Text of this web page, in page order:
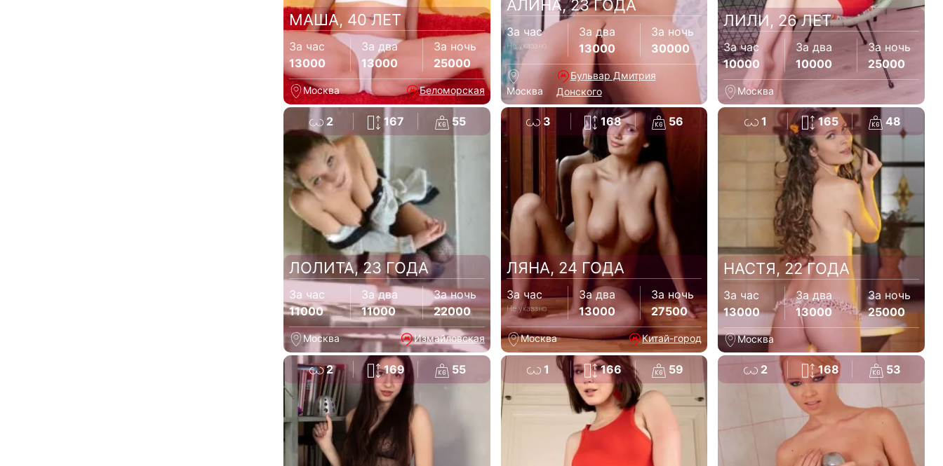
МАША, 40 ЛЕТ
За час
13000
За два
13000
За ночь
25000
Москва Беломорская
АЛИНА, 23 ГОДА
За час
Не указано
За два
13000
За ночь
30000
Москва
Бульвар Дмитрия
Донского
ЛИЛИ, 26 ЛЕТ
За час
10000
За два
10000
За ночь
25000
Москва
2 167 55
ЛОЛИТА, 23 ГОДА
За час
11000
За два
11000
За ночь
22000
Москва Измайловская
3 168 56
ЛЯНА, 24 ГОДА
За час
Не указано
За два
13000
За ночь
27500
Москва Китай-город
1 165 48
НАСТЯ, 22 ГОДА
За час
13000
За два
13000
За ночь
25000
Москва
2 169 55 1 166 59 2 168 53